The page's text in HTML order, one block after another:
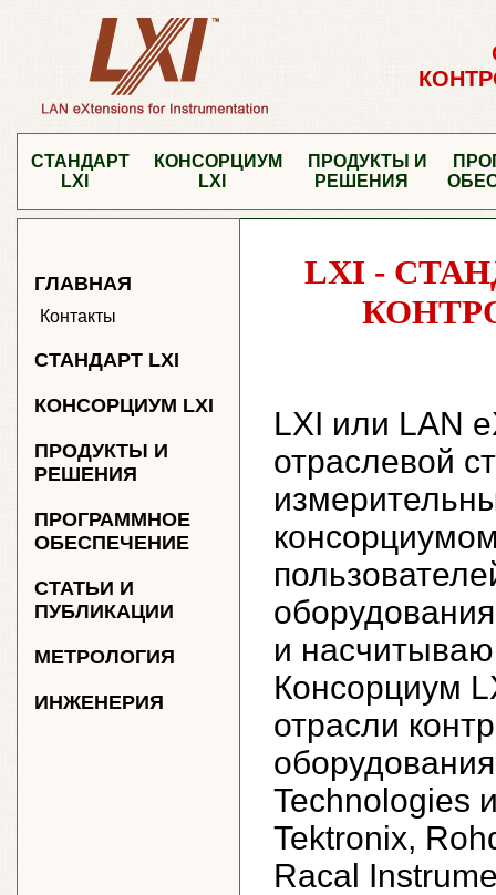
СТАНДАРТ
LXI
КОНСОРЦИУМ
LXI
ПРОДУКТЫ И
РЕШЕНИЯ
ГЛАВНАЯ
Контакты
СТАНДАРТ LXI
КОНСОРЦИУМ LXI
ПРОДУКТЫ И
РЕШЕНИЯ
ПРОГРАММНОЕ
ОБЕСПЕЧЕНИЕ
СТАТЬИ И
ПУБЛИКАЦИИ
МЕТРОЛОГИЯ
ИНЖЕНЕРИЯ
LXI -
LXI или LAN
отраслевой
и
Консорциум
отрасли
Technologies
Tektronix,
Racal